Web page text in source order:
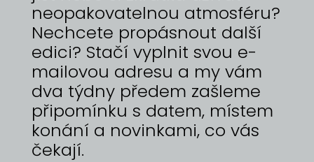
Ručně pletene svetry
ZPĚT NA
DYZAJNÉRY
neopakovatelnou atmosféru?
Nechcete propásnout další
edici? Stačí vyplnit svou e-
mailovou adresu a my vám
dva týdny předem zašleme
připomínku s datem, místem
konání a novinkami, co vás
čekají.